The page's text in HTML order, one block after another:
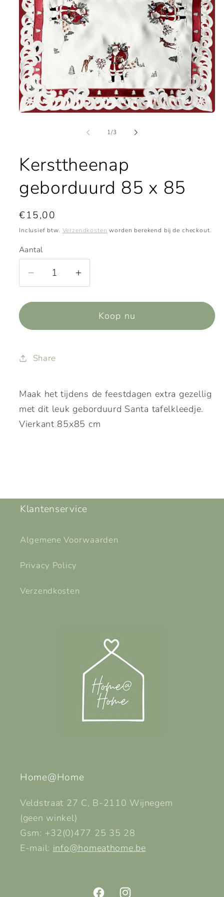
1/van
3
Kersttheenap
geborduurd 85 x 85
Normale
prijs
€15,00
Inclusief btw. Verzendkosten worden berekend bij de checkout.
Aantal
Aantal
voor
geborduurd
x
Aantal
voor
Kersttheenap
geborduurd
Koop nu
Share
Maak het tijdens de feestdagen extra gezellig
met dit leuk geborduurd Santa tafelkleedje.
Vierkant 85x85 cm
Klantenservice
Algemene Voorwaarden
Privacy Policy
Verzendkosten
Home@Home
Veldstraat 27 C, B-2110 Wijnegem
(geen winkel)
Gsm: +32(0)477 25 35 28
E-mail: info@homeathome.be